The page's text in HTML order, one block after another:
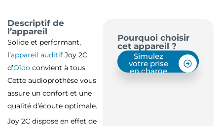
Descriptif de
l’appareil
Solide et performant,
l’appareil auditif Joy 2C
d’Oïdo convient à tous.
Cette audioprothèse vous
assure un confort et une
qualité d’écoute optimale.
Joy 2C dispose en effet de
Pourquoi choisir
cet appareil ?
Simulez
votre prise
en charge